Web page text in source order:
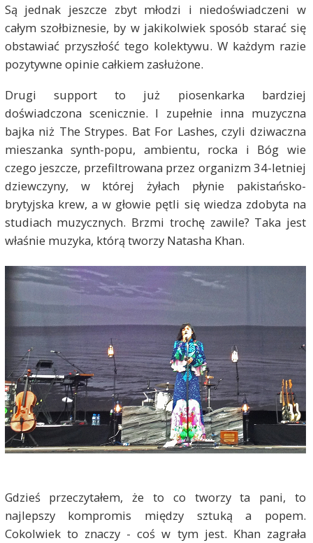
Są jednak jeszcze zbyt młodzi i niedoświadczeni w
całym szołbiznesie, by w jakikolwiek sposób starać się
obstawiać przyszłość tego kolektywu. W każdym razie
pozytywne opinie całkiem zasłużone.
Drugi support to już piosenkarka bardziej
doświadczona scenicznie. I zupełnie inna muzyczna
bajka niż The Strypes. Bat For Lashes, czyli dziwaczna
mieszanka synth-popu, ambientu, rocka i Bóg wie
czego jeszcze, przefiltrowana przez organizm 34-letniej
dziewczyny, w której żyłach płynie pakistańsko-
brytyjska krew, a w głowie pętli się wiedza zdobyta na
studiach muzycznych. Brzmi trochę zawile? Taka jest
właśnie muzyka, którą tworzy Natasha Khan.
Gdzieś przeczytałem, że to co tworzy ta pani, to
najlepszy kompromis między sztuką a popem.
Cokolwiek to znaczy - coś w tym jest. Khan zagrała